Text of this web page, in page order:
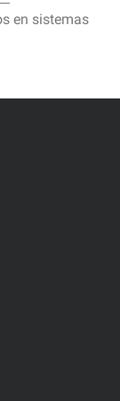
en sistemas